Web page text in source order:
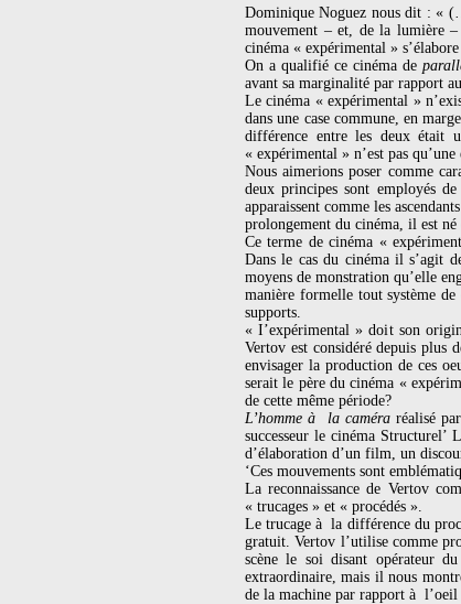
Dominique Noguez nous dit : «
mouvement – et, de la lumière
cinéma « expérimental »
On a qualifié ce cinéma de
avant sa marginalité par rapport
Le cinéma « expérimental »
dans une case commune, en
différence entre les deux était
« expérimental » n’est pas
Nous aimerions poser comme
deux principes sont employés
apparaissent comme les
prolongement du cinéma, il est né
Ce terme de cinéma «
Dans le cas du cinéma il s’agit
moyens de monstration qu’elle
manière formelle tout système
supports.
« I’expérimental » doit son
Vertov est considéré depuis plus
envisager la production de ces
serait le père du cinéma «
de cette même période?
L’homme à la caméra réalisé
successeur le cinéma
d’élaboration d’un film, un
‘Ces mouvements sont
La reconnaissance de Vertov
« trucages » et « procédés ».
Le trucage à la différence du
gratuit. Vertov l’utilise comme
scène le soi disant opérateur
extraordinaire, mais il nous
de la machine par rapport à l’oeil